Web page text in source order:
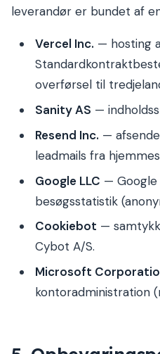
leverandør er bundet af
Vercel Inc. — hosting
overførsel til
Sanity AS —
Resend Inc. —
leadmails fra
Google LLC —
besøgsstatistik
Cookiebot —
Cybot A/S.
Microsoft
kontoradministration